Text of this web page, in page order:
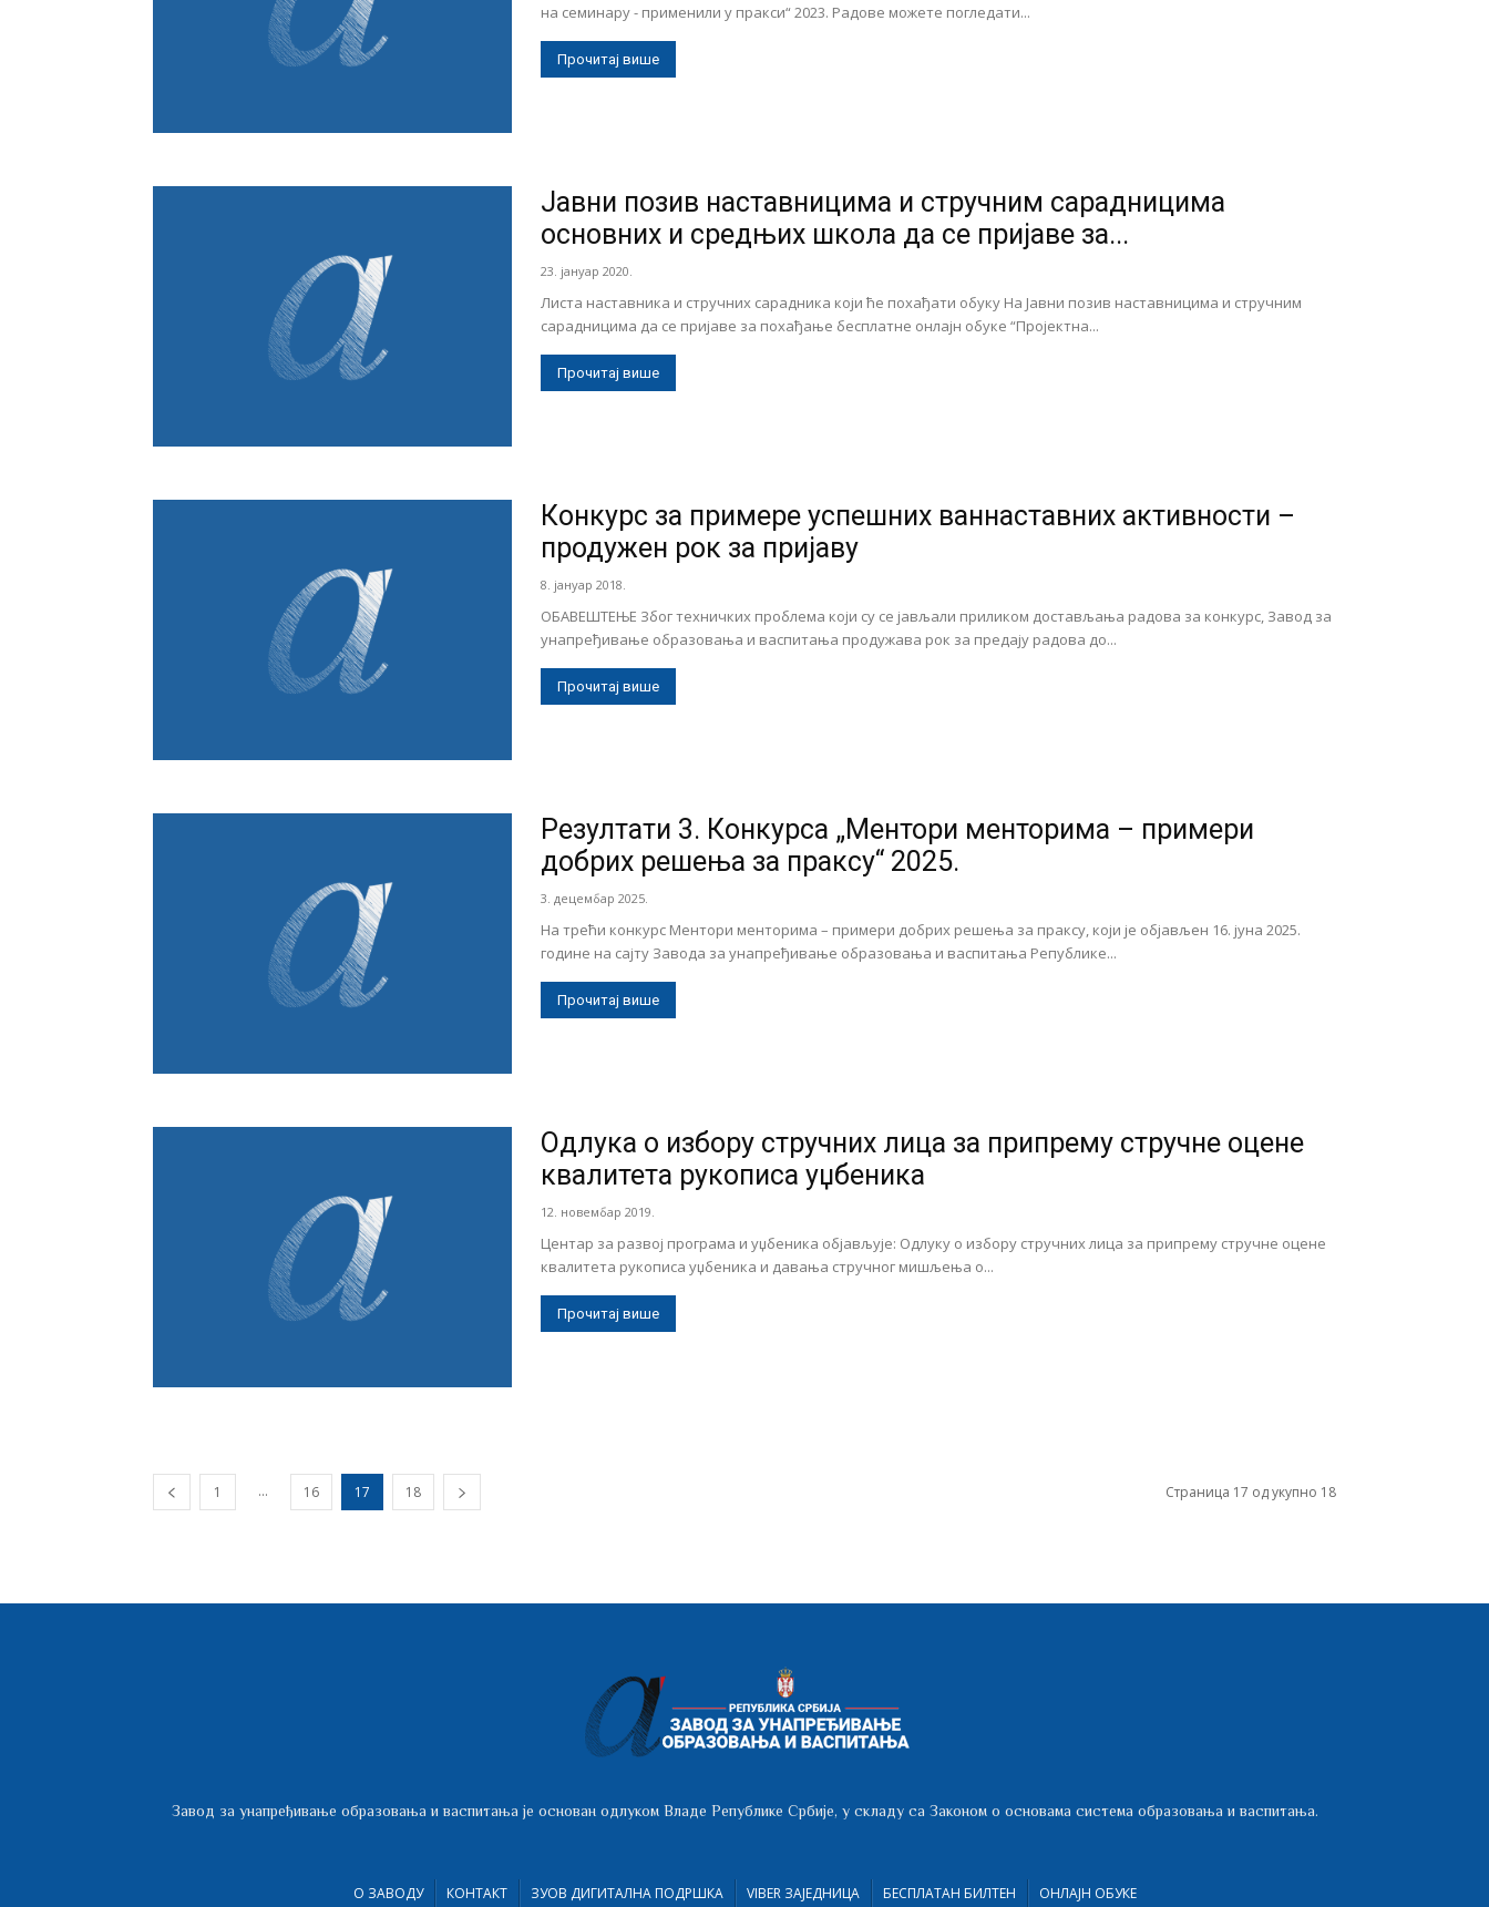
на семинару - применили у пракси“ 2023. Радове можете погледати...
Прочитај више
Јавни позив наставницима и стручним сарадницима
основних и средњих школа да се пријаве за...
23. јануар 2020.
Листа наставника и стручних сарадника који ће похађати обуку На Јавни позив наставницима и стручним
сарадницима да се пријаве за похађање бесплатне онлајн обуке “Пројектна...
Прочитај више
Конкурс за примере успешних ваннаставних активности –
продужен рок за пријаву
8. јануар 2018.
ОБАВЕШТЕЊЕ Због техничких проблема који су се јављали приликом достављања радова за конкурс, Завод за
унапређивање образовања и васпитања продужава рок за предају радова до...
Прочитај више
Резултати 3. Конкурса „Ментори менторима – примери
добрих решења за праксу“ 2025.
3. децембар 2025.
На трећи конкурс Ментори менторима – примери добрих решења за праксу, који је објављен 16. јуна 2025.
године на сајту Завода за унапређивање образовања и васпитања Републике...
Прочитај више
Одлука о избору стручних лица за припрему стручне оцене
квалитета рукописа уџбеника
12. новембар 2019.
Центар за развој програма и уџбеника објављује: Одлуку о избору стручних лица за припрему стручне оцене
квалитета рукописа уџбеника и давања стручног мишљења о...
Прочитај више
1 ... 16 17 18 Страница 17 од укупно 18
Завод за унапређивање образовања и васпитања је основан одлуком Владе Републике Србије, у складу са Законом о основама система образовања и васпитања.
О ЗАВОДУ КОНТАКТ ЗУОВ ДИГИТАЛНА ПОДРШКА VIBER ЗАЈЕДНИЦА БЕСПЛАТАН БИЛТЕН ОНЛАЈН ОБУКЕ